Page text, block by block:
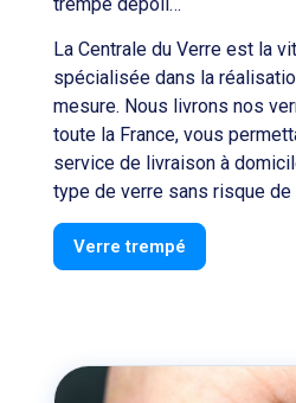
La Centrale du Verre est la
spécialisée dans la
mesure. Nous livrons nos
toute la France, vous
service de livraison à
type de verre sans risque de
Verre trempé